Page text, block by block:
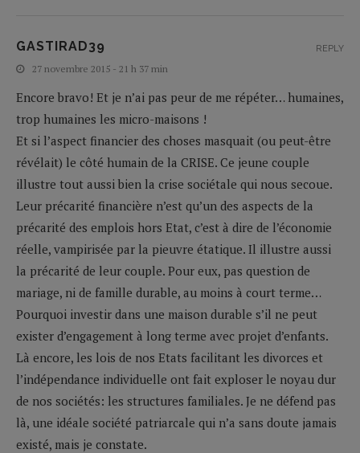
GASTIRAD39
27 novembre 2015 - 21 h 37 min
Encore bravo! Et je n’ai pas peur de me répéter… humaines,
trop humaines les micro-maisons !
Et si l’aspect financier des choses masquait (ou peut-être
révélait) le côté humain de la CRISE. Ce jeune couple
illustre tout aussi bien la crise sociétale qui nous secoue.
Leur précarité financière n’est qu’un des aspects de la
précarité des emplois hors Etat, c’est à dire de l’économie
réelle, vampirisée par la pieuvre étatique. Il illustre aussi
la précarité de leur couple. Pour eux, pas question de
mariage, ni de famille durable, au moins à court terme…
Pourquoi investir dans une maison durable s’il ne peut
exister d’engagement à long terme avec projet d’enfants.
Là encore, les lois de nos Etats facilitant les divorces et
l’indépendance individuelle ont fait exploser le noyau dur
de nos sociétés: les structures familiales. Je ne défend pas
là, une idéale société patriarcale qui n’a sans doute jamais
existé, mais je constate.
REPLY